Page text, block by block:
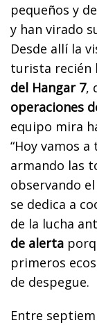
pequeños y
y han virado
Desde allí la
turista recién
del Hangar 7,
operaciones
equipo mira
“Hoy vamos
armando las
observando
se dedica a
de la lucha
de alerta
primeros
de despegue.
Entre